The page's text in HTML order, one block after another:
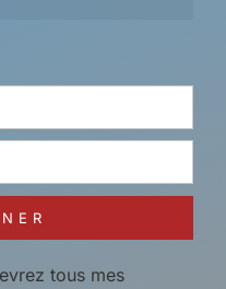
tous mes